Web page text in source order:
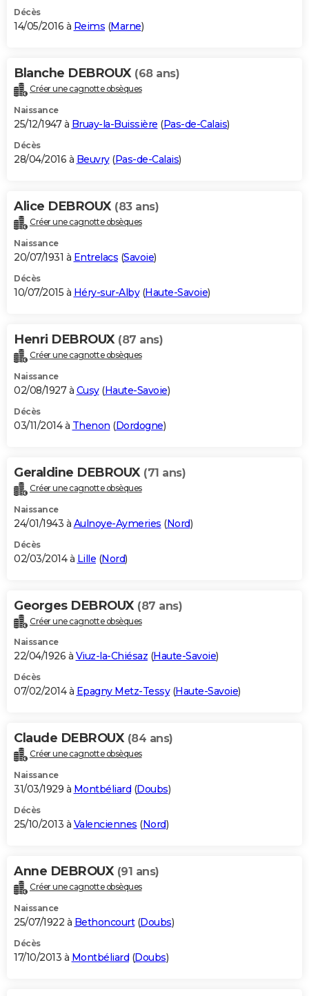
Décès
14/05/2016 à Reims (Marne)
Blanche DEBROUX (68 ans)
Créer une cagnotte obsèques
Naissance
25/12/1947 à Bruay-la-Buissière (Pas-de-Calais)
Décès
28/04/2016 à Beuvry(Pas-de-Calais)
Alice DEBROUX (83 ans)
Créer une cagnotte obsèques
Naissance
20/07/1931 à Entrelacs (Savoie)
Décès
10/07/2015 à Héry-sur-Alby(Haute-Savoie)
Henri DEBROUX (87 ans)
Créer une cagnotte obsèques
Naissance
02/08/1927 à Cusy(Haute-Savoie)
Décès
03/11/2014 à Thenon (Dordogne)
Geraldine DEBROUX (71 ans)
Créer une cagnotte obsèques
Naissance
24/01/1943 à Aulnoye-Aymeries (Nord)
Décès
02/03/2014 à Lille (Nord)
Georges DEBROUX (87 ans)
Créer une cagnotte obsèques
Naissance
22/04/1926 à Viuz-la-Chiésaz (Haute-Savoie)
Décès
07/02/2014 à Epagny Metz-Tessy(Haute-Savoie)
Claude DEBROUX (84 ans)
Créer une cagnotte obsèques
Naissance
31/03/1929 à Montbéliard (Doubs)
Décès
25/10/2013 à Valenciennes (Nord)
Anne DEBROUX (91 ans)
Créer une cagnotte obsèques
Naissance
25/07/1922 à Bethoncourt(Doubs)
Décès
17/10/2013 à Montbéliard (Doubs)